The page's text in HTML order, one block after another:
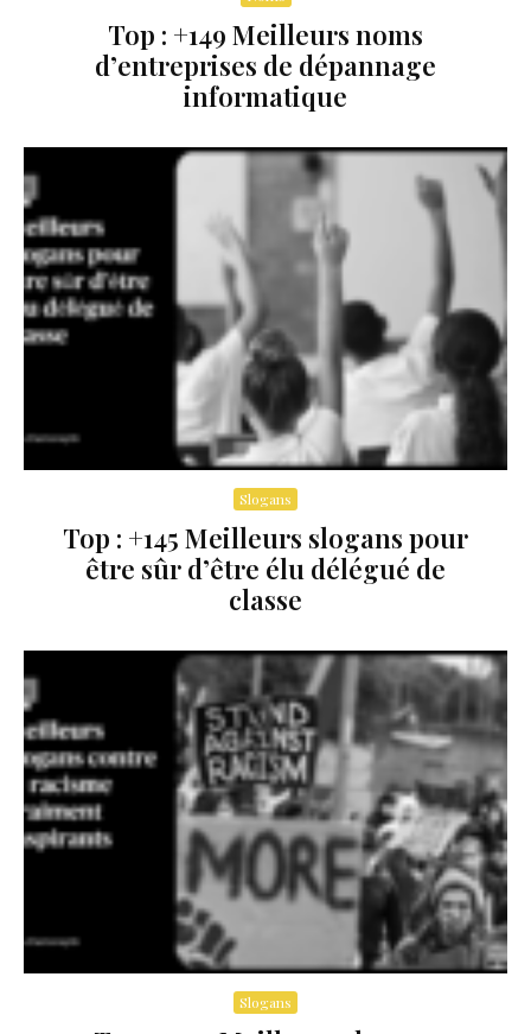
Top : +149 Meilleurs noms
d’entreprises de dépannage
informatique
Slogans
Top : +145 Meilleurs slogans pour
être sûr d’être élu délégué de
classe
Slogans